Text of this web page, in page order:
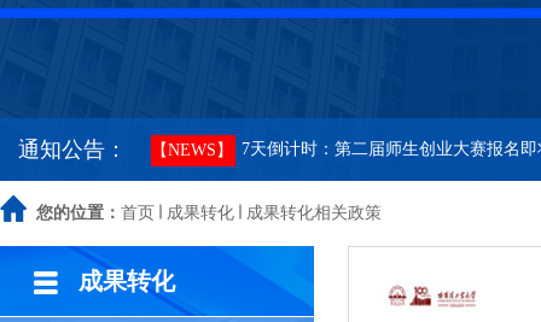
通知公告：
哈尔滨工业大学资产经营有限公司招聘
【NEWS】 7天倒计时：第二届师生创业大赛报名
【NEWS】 关于举办哈尔滨工业大学第二届师生创
【NEWS】 哈尔滨工业大学首届师生创业大赛决赛
您的位置： 首页 成果转化 成果转化相关政策
成果转化